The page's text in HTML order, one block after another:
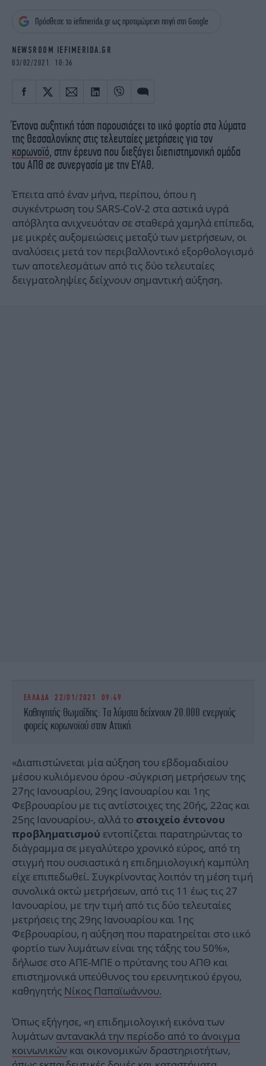
OSCARS
THE OCEAN
Πρόσθεσε το iefimerida.gr ως προτιμώμενη πηγή στη Google
NEWSROOM IEFIMERIDA.GR
03/02/2021 10:36
Έντονα αυξητική τάση παρουσιάζει το ιικό φορτίο στα λύματα
της Θεσσαλονίκης στις τελευταίες μετρήσεις για τον
κορωνοϊό, στην έρευνα που διεξάγει διεπιστημονική ομάδα
του ΑΠΘ σε συνεργασία με την ΕΥΑΘ.
Έπειτα από έναν μήνα, περίπου, όπου η
συγκέντρωση του SARS-CoV-2 στα αστικά υγρά
απόβλητα ανιχνευόταν σε σταθερά χαμηλά επίπεδα,
με μικρές αυξομειώσεις μεταξύ των μετρήσεων, οι
αναλύσεις μετά τον περιβαλλοντικό εξορθολογισμό
των αποτελεσμάτων από τις δύο τελευταίες
δειγματοληψίες δείχνουν σημαντική αύξηση.
ΕΛΛΑΔΑ 22/01/2021 09:49
Καθηγητής Θωμαΐδης: Τα λύματα δείχνουν 20.000 ενεργούς
φορείς κορωνοϊού στην Αττική
«Διαπιστώνεται μία αύξηση του εβδομαδιαίου
μέσου κυλιόμενου όρου -σύγκριση μετρήσεων της
27ης Ιανουαρίου, 29ης Ιανουαρίου και 1ης
Φεβρουαρίου με τις αντίστοιχες της 20ής, 22ας και
25ης Ιανουαρίου-, αλλά το στοιχείο έντονου
προβληματισμού εντοπίζεται παρατηρώντας το
διάγραμμα σε μεγαλύτερο χρονικό εύρος, από τη
στιγμή που ουσιαστικά η επιδημιολογική καμπύλη
είχε επιπεδωθεί. Συγκρίνοντας λοιπόν τη μέση τιμή
συνολικά οκτώ μετρήσεων, από τις 11 έως τις 27
Ιανουαρίου, με την τιμή από τις δύο τελευταίες
μετρήσεις της 29ης Ιανουαρίου και 1ης
Φεβρουαρίου, η αύξηση που παρατηρείται στο ιικό
φορτίο των λυμάτων είναι της τάξης του 50%»,
δήλωσε στο ΑΠΕ-ΜΠΕ ο πρύτανης του ΑΠΘ και
επιστημονικά υπεύθυνος του ερευνητικού έργου,
καθηγητής Νίκος Παπαϊωάννου.
Όπως εξήγησε, «η επιδημιολογική εικόνα των
λυμάτων αντανακλά την περίοδο από το άνοιγμα
κοινωνικών και οικονομικών δραστηριοτήτων,